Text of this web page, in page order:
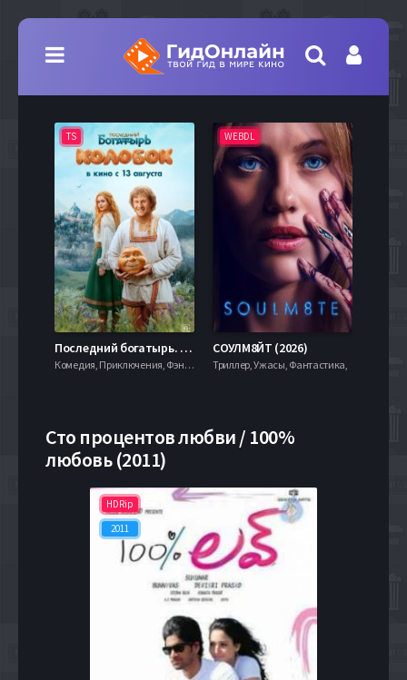
TS
Последний богатырь. Колобок (2026)
Комедия, Приключения, Фэнтези,
WEBDL
СОУЛМ8ЙТ (2026)
Триллер, Ужасы, Фантастика,
Сто процентов любви / 100%
любовь (2011)
HDRip
2011